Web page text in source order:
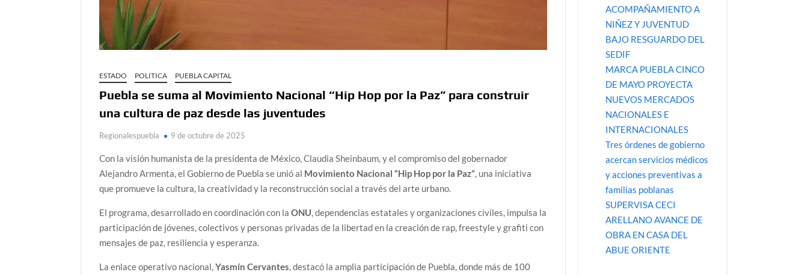
ESTADO POLITICA PUEBLA CAPITAL
Puebla se suma al Movimiento Nacional “Hip Hop por la Paz” para construir
una cultura de paz desde las juventudes
Regionalespuebla 9 de octubre de 2025
Con la visión humanista de la presidenta de México, Claudia Sheinbaum, y el compromiso del gobernador
Alejandro Armenta, el Gobierno de Puebla se unió al Movimiento Nacional “Hip Hop por la Paz”, una iniciativa
que promueve la cultura, la creatividad y la reconstrucción social a través del arte urbano.
El programa, desarrollado en coordinación con laONU, dependencias estatales y organizaciones civiles, impulsa la
participación de jóvenes, colectivos y personas privadas de la libertad en la creación de rap, freestyle y grafiti con
mensajes de paz, resiliencia y esperanza.
La enlace operativo nacional,Yasmín Cervantes, destacó la amplia participación de Puebla, donde más de 100
ACOMPAÑAMIENTO A
NIÑEZ Y JUVENTUD
BAJO RESGUARDO DEL
SEDIF
MARCA PUEBLA CINCO
DE MAYO PROYECTA
NUEVOS MERCADOS
NACIONALES E
INTERNACIONALES
Tres órdenes de gobierno
acercan servicios médicos
y acciones preventivas a
familias poblanas
SUPERVISA CECI
ARELLANO AVANCE DE
OBRA EN CASA DEL
ABUE ORIENTE